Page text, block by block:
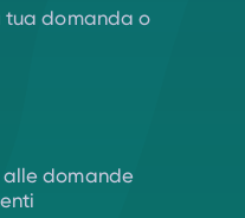
tua domanda o
alle domande